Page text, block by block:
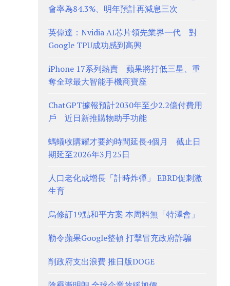
會率為84.3%、明年預計再減息三次
英偉達：Nvidia AI芯片領先業界一代 對
Google TPU成功感到高興
iPhone 17系列熱賣 蘋果將打低三星、重
奪全球最大智能手機商寶座
ChatGPT據報預計2030年至少2.2億付費用
戶 近日新推購物助手功能
螞蟻收購耀才要約時間延長4個月 截止日
期延至2026年3月25日
人口老化成增長「計時炸彈」 EBRD促刺激
生育
烏修訂19點和平方案 本周料無「特澤會」
勒令蘋果Google整頓 打擊冒充政府詐騙
削政府支出浪費 推日版DOGE